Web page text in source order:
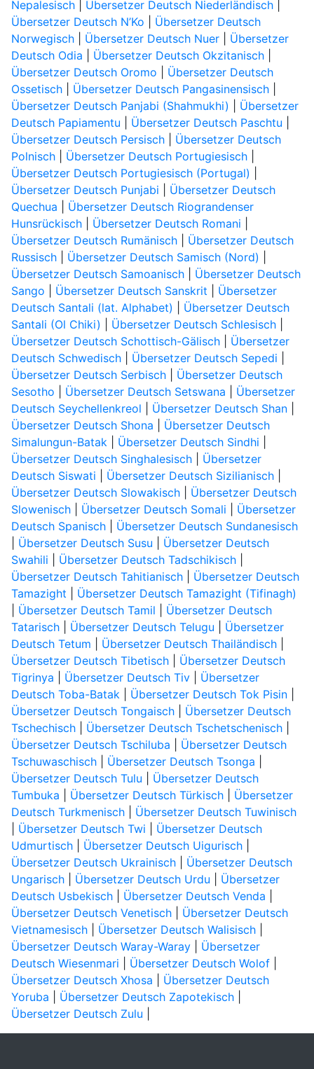
Nepalesisch| Übersetzer Deutsch Niederländisch|
Übersetzer Deutsch N’Ko
Übersetzer Deutsch
Norwegisch| Übersetzer Deutsch Nuer| Übersetzer
Deutsch Odia
Übersetzer Deutsch Okzitanisch|
Übersetzer Deutsch Oromo
Übersetzer Deutsch
Ossetisch| Übersetzer Deutsch Pangasinensisch|
Übersetzer Deutsch Panjabi (Shahmukhi)
Übersetzer
Deutsch Papiamentu
Übersetzer Deutsch Paschtu
Übersetzer Deutsch Persisch| Übersetzer Deutsch
Polnisch| Übersetzer Deutsch Portugiesisch|
Übersetzer Deutsch Portugiesisch (Portugal)
Übersetzer Deutsch Punjabi
Übersetzer Deutsch
Quechua
Übersetzer Deutsch Riograndenser
Hunsrückisch| Übersetzer Deutsch Romani
Übersetzer Deutsch Rumänisch| Übersetzer Deutsch
Russisch| Übersetzer Deutsch Samisch (Nord)
Übersetzer Deutsch Samoanisch| Übersetzer Deutsch
Sango
Übersetzer Deutsch Sanskrit
Übersetzer
Deutsch Santali (lat. Alphabet)
Übersetzer Deutsch
Santali (Ol Chiki)
Übersetzer Deutsch Schlesisch|
Übersetzer Deutsch Schottisch-Gälisch| Übersetzer
Deutsch Schwedisch| Übersetzer Deutsch Sepedi
Übersetzer Deutsch Serbisch| Übersetzer Deutsch
Sesotho
Übersetzer Deutsch Setswana
Übersetzer
Deutsch Seychellenkreol
Übersetzer Deutsch Shan|
Übersetzer Deutsch Shona
Übersetzer Deutsch
Simalungun-Batak| Übersetzer Deutsch Sindhi
Übersetzer Deutsch Singhalesisch| Übersetzer
Deutsch Siswati
Übersetzer Deutsch Sizilianisch|
Übersetzer Deutsch Slowakisch| Übersetzer Deutsch
Slowenisch| Übersetzer Deutsch Somali
Übersetzer
Deutsch Spanisch| Übersetzer Deutsch Sundanesisch
Übersetzer Deutsch Susu
Übersetzer Deutsch
Swahili
Übersetzer Deutsch Tadschikisch|
Übersetzer Deutsch Tahitianisch| Übersetzer Deutsch
Tamazight
Übersetzer Deutsch Tamazight (Tifinagh)
Übersetzer Deutsch Tamil
Übersetzer Deutsch
Tatarisch| Übersetzer Deutsch Telugu
Übersetzer
Deutsch Tetum
Übersetzer Deutsch Thailändisch|
Übersetzer Deutsch Tibetisch| Übersetzer Deutsch
Tigrinya
Übersetzer Deutsch Tiv| Übersetzer
Deutsch Toba-Batak| Übersetzer Deutsch Tok Pisin|
Übersetzer Deutsch Tongaisch| Übersetzer Deutsch
Tschechisch| Übersetzer Deutsch Tschetschenisch|
Übersetzer Deutsch Tschiluba
Übersetzer Deutsch
Tschuwaschisch| Übersetzer Deutsch Tsonga
Übersetzer Deutsch Tulu
Übersetzer Deutsch
Tumbuka
Übersetzer Deutsch Türkisch| Übersetzer
Deutsch Turkmenisch| Übersetzer Deutsch Tuwinisch
Übersetzer Deutsch Twi
Übersetzer Deutsch
Udmurtisch| Übersetzer Deutsch Uigurisch|
Übersetzer Deutsch Ukrainisch| Übersetzer Deutsch
Ungarisch| Übersetzer Deutsch Urdu
Übersetzer
Deutsch Usbekisch| Übersetzer Deutsch Venda
Übersetzer Deutsch Venetisch| Übersetzer Deutsch
Vietnamesisch| Übersetzer Deutsch Walisisch|
Übersetzer Deutsch Waray-Waray| Übersetzer
Deutsch Wiesenmari
Übersetzer Deutsch Wolof|
Übersetzer Deutsch Xhosa
Übersetzer Deutsch
Yoruba
Übersetzer Deutsch Zapotekisch|
Übersetzer Deutsch Zulu